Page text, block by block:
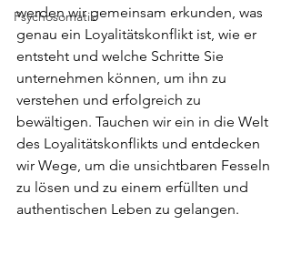
Psychosomatik
werden wir gemeinsam erkunden, was
genau ein Loyalitätskonflikt ist, wie er
entsteht und welche Schritte Sie
unternehmen können, um ihn zu
verstehen und erfolgreich zu
bewältigen. Tauchen wir ein in die Welt
des Loyalitätskonflikts und entdecken
wir Wege, um die unsichtbaren Fesseln
zu lösen und zu einem erfüllten und
authentischen Leben zu gelangen.